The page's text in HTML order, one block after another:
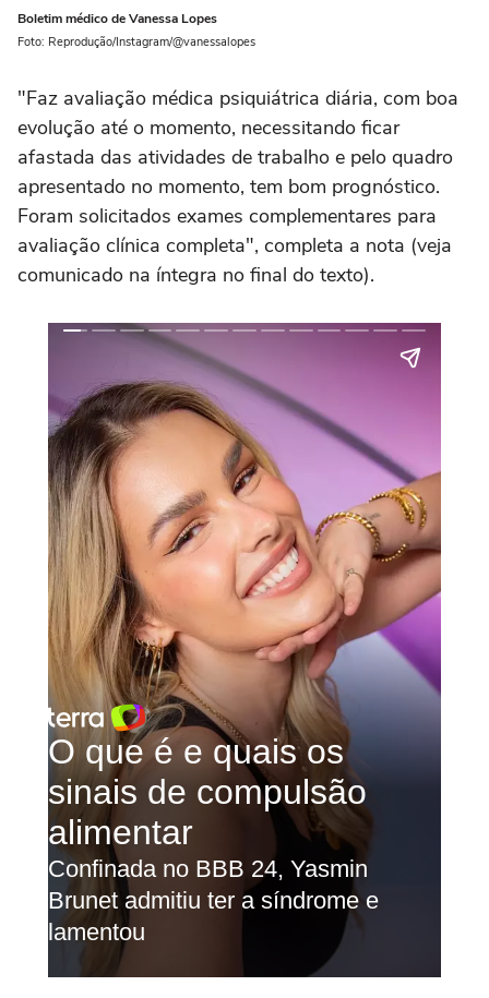
Boletim médico de Vanessa Lopes
Foto: Reprodução/Instagram/@vanessalopes
"Faz avaliação médica psiquiátrica diária, com boa
evolução até o momento, necessitando ficar
afastada das atividades de trabalho e pelo quadro
apresentado no momento, tem bom prognóstico.
Foram solicitados exames complementares para
avaliação clínica completa", completa a nota (veja
comunicado na íntegra no final do texto).